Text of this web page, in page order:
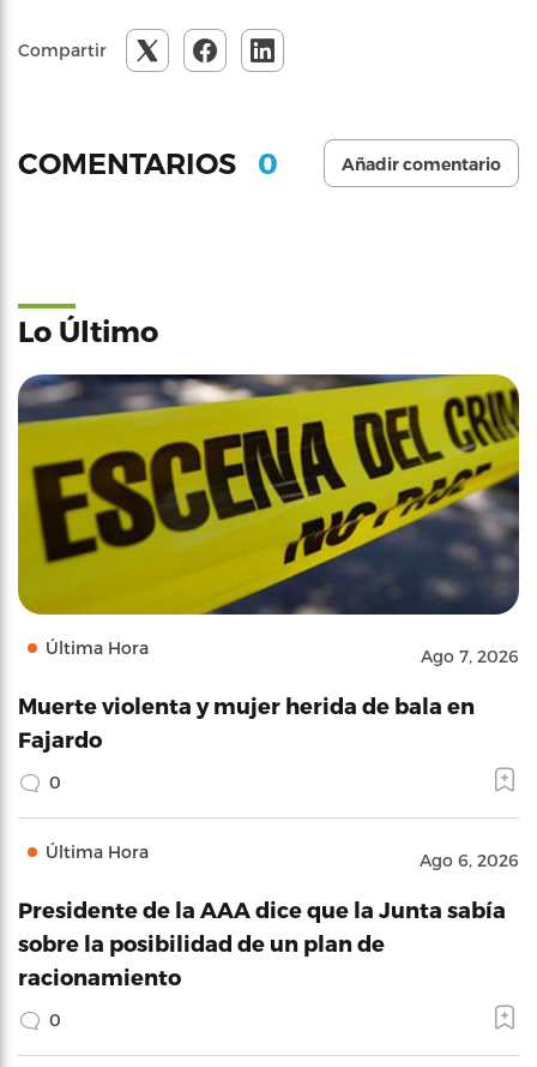
Compartir
COMENTARIOS 0 Añadir comentario
Lo Último
Última Hora Ago 7, 2026
Muerte violenta y mujer herida de bala en
Fajardo
0
Última Hora Ago 6, 2026
Presidente de la AAA dice que la Junta sabía
sobre la posibilidad de un plan de
racionamiento
0